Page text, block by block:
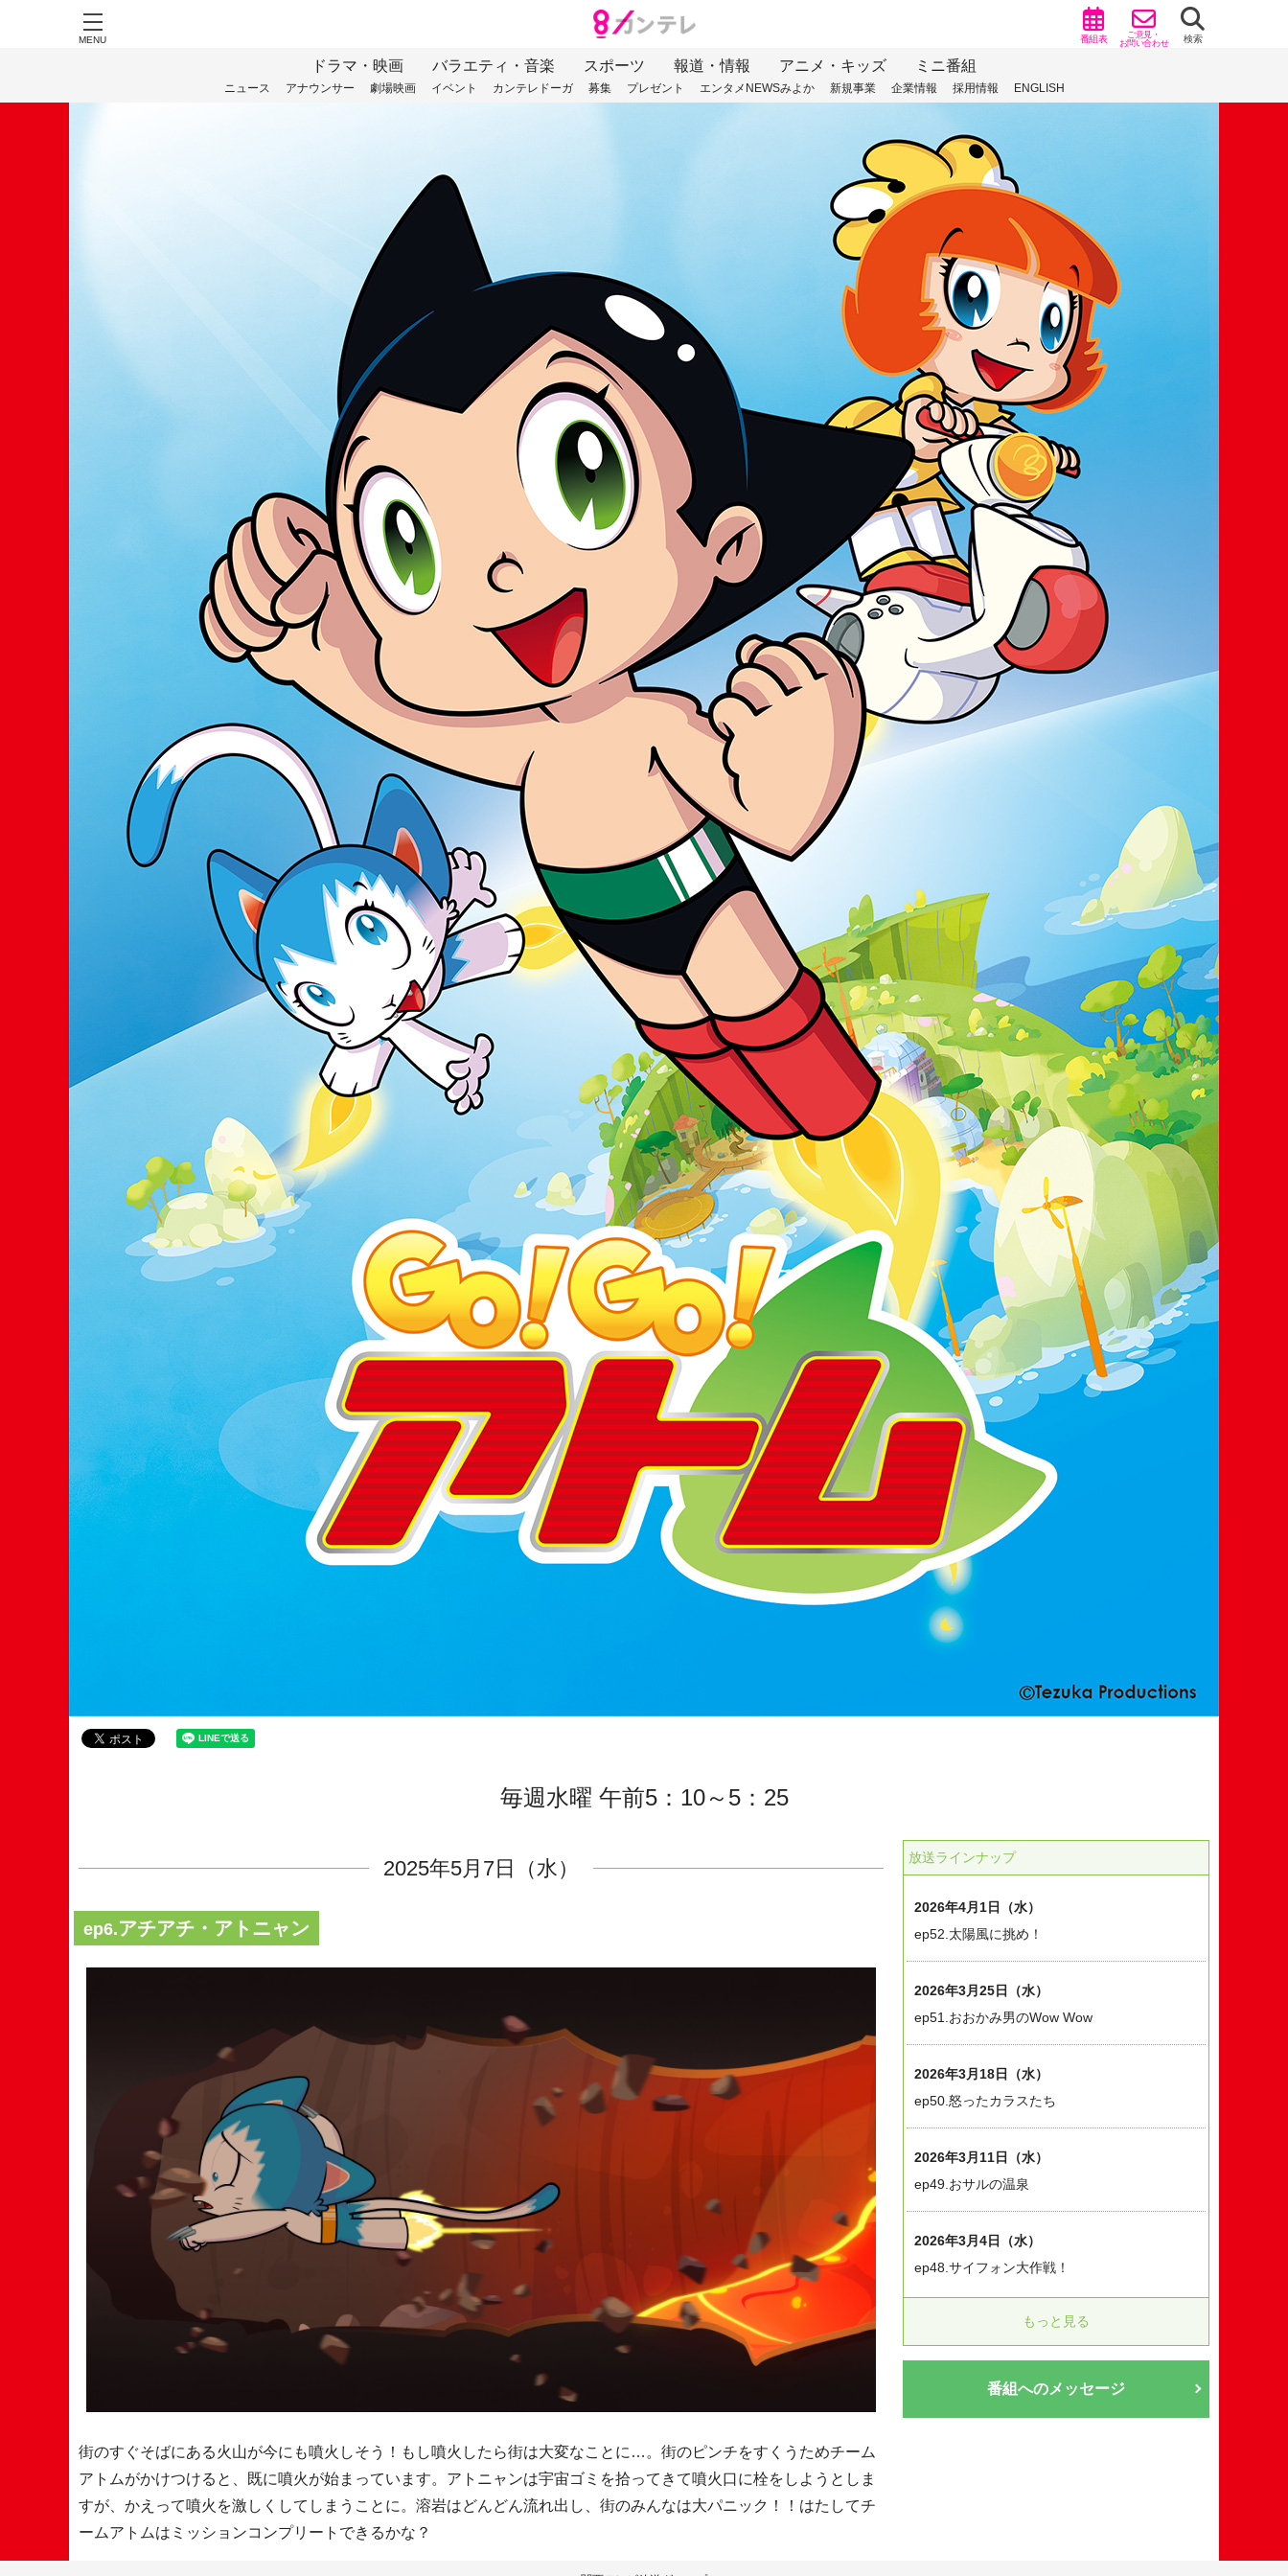
MENU 番組表 ご意見・
お問い合わせ 検索
ドラマ・映画 バラエティ・音楽 スポーツ 報道・情報 アニメ・キッズ ミニ番組
ニュース アナウンサー 劇場映画 イベント カンテレドーガ 募集 プレゼント エンタメNEWSみよか 新規事業 企業情報 採用情報 ENGLISH
毎週水曜 午前5：10～5：25
2025年5月7日（水）
ep6.アチアチ・アトニャン
街のすぐそばにある火山が今にも噴火しそう！もし噴火したら街は大変なことに…。街のピンチをすくうためチーム
アトムがかけつけると、既に噴火が始まっています。アトニャンは宇宙ゴミを拾ってきて噴火口に栓をしようとしま
すが、かえって噴火を激しくしてしまうことに。溶岩はどんどん流れ出し、街のみんなは大パニック！！はたしてチ
ームアトムはミッションコンプリートできるかな？
放送ラインナップ
2026年4月1日（水）
ep52.太陽風に挑め！
2026年3月25日（水）
ep51.おおかみ男のWow Wow
2026年3月18日（水）
ep50.怒ったカラスたち
2026年3月11日（水）
ep49.おサルの温泉
2026年3月4日（水）
ep48.サイフォン大作戦！
もっと見る
番組へのメッセージ